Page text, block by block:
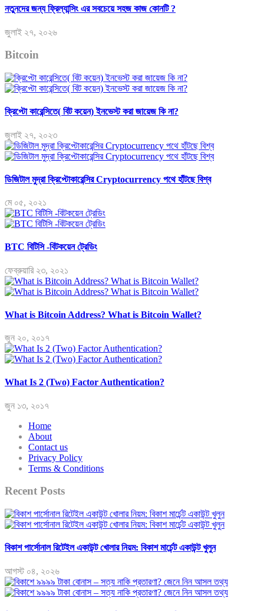
নতুনদের জন্য ফ্রিল্যান্সিং এর সবচেয়ে সহজ কাজ কোনটি ?
জুলাই ২৭, ২০২৬
Bitcoin
ক্রিপ্টো কারেন্সিতে( বিট কয়েন) ইনভেস্ট করা জায়েজ কি না?
জুলাই ২৭, ২০২৩
ডিজিটাল মুদ্রা ক্রিপ্টোকারেন্সির Cryptocurrency পথে হাঁটছে বিশ্ব
মে ০৫, ২০২১
BTC বিটিসি -বিটকয়েন ট্রেডিং
ফেব্রুয়ারি ২৩, ২০২১
What is Bitcoin Address? What is Bitcoin Wallet?
জুন ২০, ২০১৭
What Is 2 (Two) Factor Authentication?
জুন ১৩, ২০১৭
Home
About
Contact us
Privacy Policy
Terms & Conditions
Recent Posts
বিকাশ পার্সোনাল রিটেইল একাউন্ট খোলার নিয়ম: বিকাশ মার্চেন্ট একাউন্ট খুলুন
আগস্ট ০৪, ২০২৬